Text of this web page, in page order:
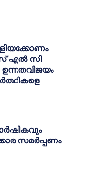
എൽ സി
സമർപ്പണം